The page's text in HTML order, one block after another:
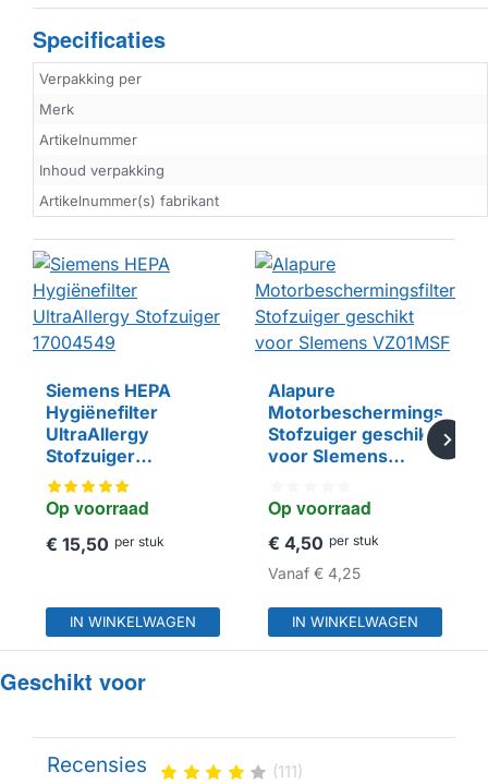
Specificaties
Verpakking per
Merk
Artikelnummer
Inhoud verpakking
Artikelnummer(s) fabrikant
Op voorraad
Siemens HEPA
Hygiënefilter
UltraAllergy
Stofzuiger
17004549
€ 15,50 per stuk
IN WINKELWAGEN
HUISMERK
Op voorraad
Alapure
Motorbeschermingsfilter
Stofzuiger geschikt
voor SIemens
€ 4,50 per stuk
Vanaf€ 4,25
IN WINKELWAGEN
Geschikt voor
Recensies (111)